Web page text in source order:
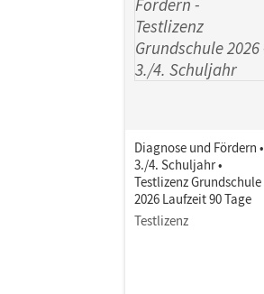
Diagnose und Fördern •
3./4. Schuljahr •
Testlizenz Grundschule
2026 Laufzeit 90 Tage
Testlizenz